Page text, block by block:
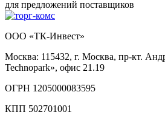
для предложений поставщиков
ООО «ТК-Инвест»
Москва: 115432, г. Москва, пр-кт.
Technopark», офис 21.19
ОГРН 1205000083595
КПП 502701001